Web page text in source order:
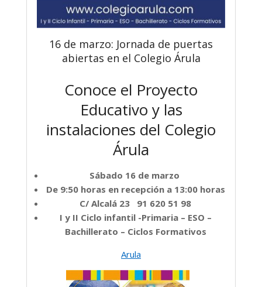
16 de marzo: Jornada de puertas
abiertas en el Colegio Árula
Conoce el Proyecto
Educativo y las
instalaciones del Colegio
Árula
Sábado 16 de marzo
De 9:50 horas en recepción a 13:00 horas
C/ Alcalá 23 91 620 51 98
I y II Ciclo infantil -Primaria – ESO –
Bachillerato – Ciclos Formativos
Arula